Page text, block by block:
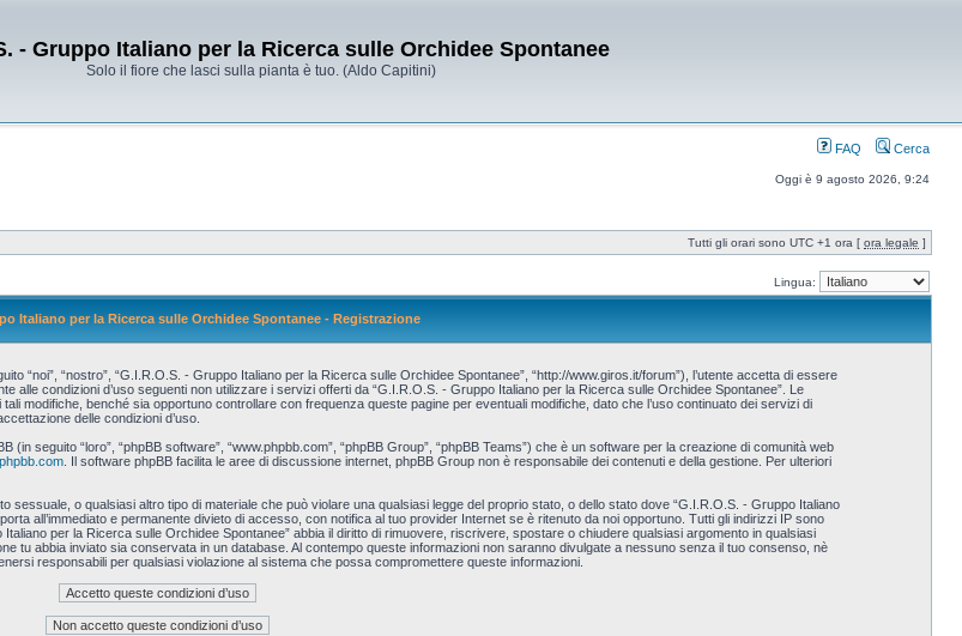
- Gruppo Italiano per la Ricerca sulle Orchidee Spontanee
Solo il fiore che lasci sulla pianta è tuo. (Aldo Capitini)
FAQ Cerca
Oggi è 9 agosto 2026, 9:24
Tutti gli orari sono UTC +1 ora [ ora legale ]
Lingua:
Italiano per la Ricerca sulle Orchidee Spontanee - Registrazione
“noi”, “nostro”, “G.I.R.O.S. - Gruppo Italiano per la Ricerca sulle Orchidee Spontanee”, “http://www.giros.it/forum”), l’utente accetta di essere
alle condizioni d’uso seguenti non utilizzare i servizi offerti da “G.I.R.O.S. - Gruppo Italiano per la Ricerca sulle Orchidee Spontanee”. Le
modifiche, benché sia opportuno controllare con frequenza queste pagine per eventuali modifiche, dato che l’uso continuato dei servizi di
delle condizioni d’uso.
seguito “loro”, “phpBB software”, “www.phpbb.com”, “phpBB Group”, “phpBB Teams”) che è un software per la creazione di comunità web
. Il software phpBB facilita le aree di discussione internet, phpBB Group non è responsabile dei contenuti e della gestione. Per ulteriori
o qualsiasi altro tipo di materiale che può violare una qualsiasi legge del proprio stato, o dello stato dove “G.I.R.O.S. - Gruppo Italiano
all’immediato e permanente divieto di accesso, con notifica al tuo provider Internet se è ritenuto da noi opportuno. Tutti gli indirizzi IP sono
per la Ricerca sulle Orchidee Spontanee” abbia il diritto di rimuovere, riscrivere, spostare o chiudere qualsiasi argomento in qualsiasi
tu abbia inviato sia conservata in un database. Al contempo queste informazioni non saranno divulgate a nessuno senza il tuo consenso, nè
responsabili per qualsiasi violazione al sistema che possa compromettere queste informazioni.